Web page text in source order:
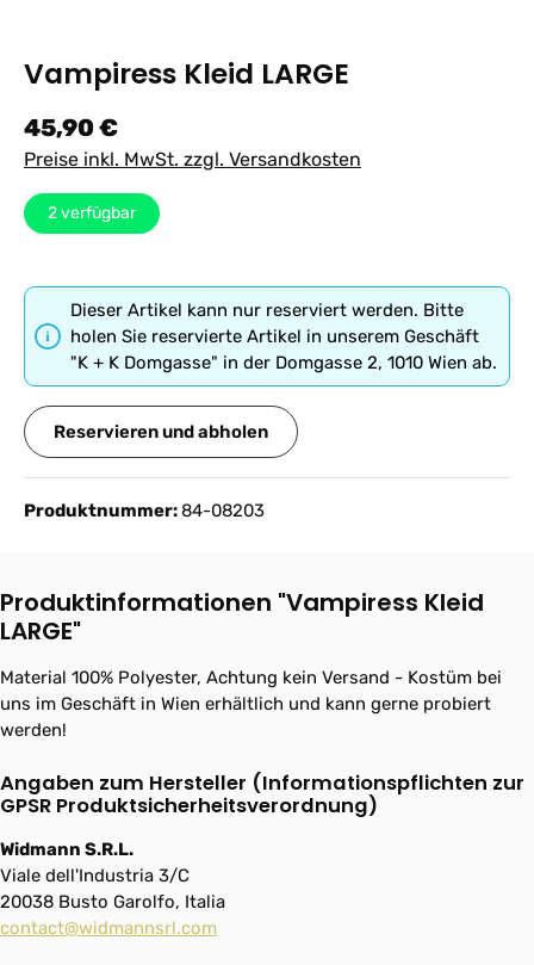
Vampiress Kleid LARGE
Regulärer Preis:
45,90 €
Preise inkl. MwSt. zzgl. Versandkosten
2verfügbar
Dieser Artikel kann nur reserviert werden. Bitte
holen Sie reservierte Artikel in unserem Geschäft
"K + K Domgasse" in der Domgasse 2, 1010 Wien ab.
Reservieren und abholen
Produktnummer:84-08203
Produktinformationen "Vampiress Kleid
LARGE"
Material 100% Polyester, Achtung kein Versand - Kostüm bei
uns im Geschäft in Wien erhältlich und kann gerne probiert
werden!
Angaben zum Hersteller (Informationspflichten zur
GPSR Produktsicherheitsverordnung)
Widmann S.R.L.
Viale dell'Industria 3/C
20038 Busto Garolfo, Italia
contact@widmannsrl.com